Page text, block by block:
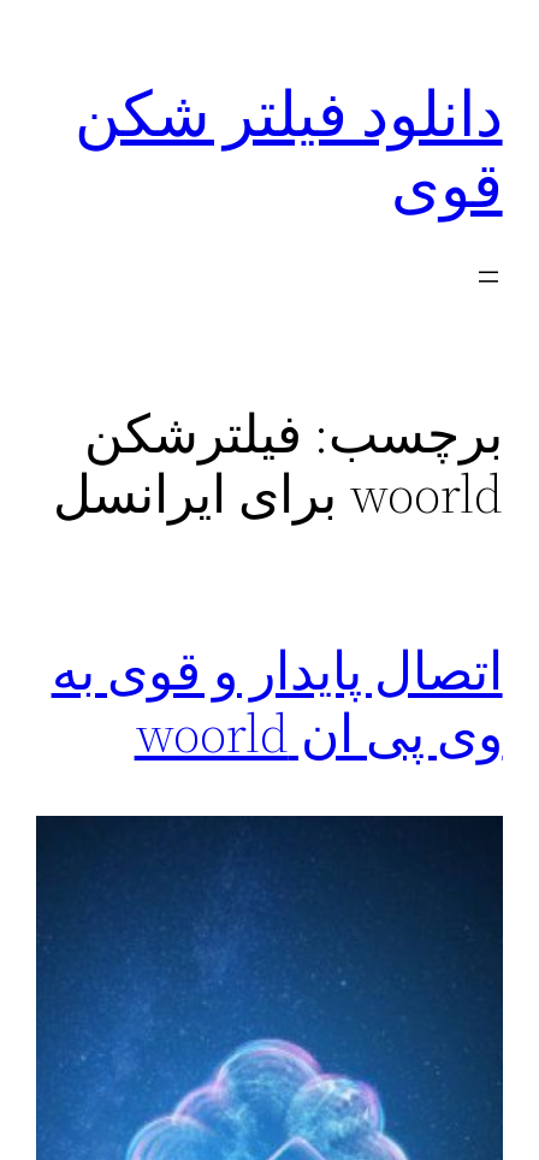
دانلود فیلتر شکن
قوی
برچسب: فیلترشکن
woorld برای ایرانسل
اتصال پایدار و قوی به
وی پی ان woorld